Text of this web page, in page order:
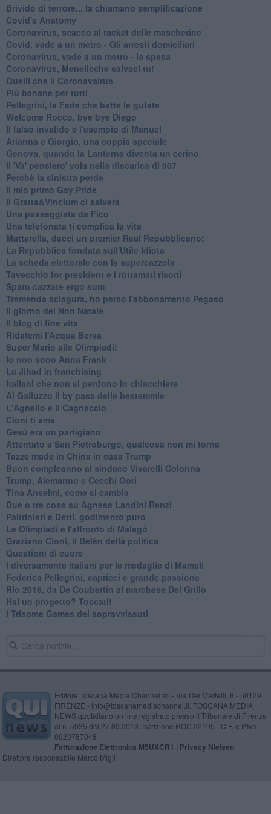
Brivido di terrore... la chiamano semplificazione
Covid's Anatomy
Coronavirus, scacco al racket delle mascherine
Covid, vade a un metro - Gli arresti domiciliari
Coronavirus, vade a un metro - la spesa
Coronavirus, Menelicche salvaci tu!
Quelli che il Coronavairus
Più banane per tutti
Pellegrini, la Fede che batte le gufate
Welcome Rocco, bye bye Diego
Il falso invalido e l'esempio di Manuel
Arianna e Giorgio, una coppia speciale
Genova, quando la Lanterna diventa un cerino
Il 'Va' pensiero' vola nella discarica di 007
Perchè la sinistra perde
Il mio primo Gay Pride
Il Gratta&Vincium ci salverà
Una passeggiata da Fico
Una telefonata ti complica la vita
Mattarella, dacci un premier Real Repubblicano!
La Repubblica fondata sull'Utile Idiota
La scheda elettorale con la supercazzola
Tavecchio for president e i rottamati risorti
Sparo cazzate ergo sum
Tremenda sciagura, ho perso l'abbonamento Pegaso
Il giorno del Non Natale
Il blog di fine vita
​Ridatemi l’Acqua Berva
Super Mario alle Olimpiadi!
Io non sono Anna Frank
​La Jihad in franchising
Italiani che non si perdono in chiacchiere
Al Galluzzo il by pass delle bestemmie
L'Agnello e il Cagnaccio
Cioni ti ama
​Gesù era un partigiano
Attentato a San Pietroburgo, qualcosa non mi torna
Tazze made in China in casa Trump
Buon compleanno al sindaco Vivarelli Colonna
Trump, Alemanno e Cecchi Gori
Tina Anselmi, come si cambia
Due o tre cose su Agnese Landini Renzi
Paltrinieri e Detti, godimento puro
Le Olimpiadi e l'affronto di Malagò
Graziano Cioni, il Belèn della politica
Questioni di cuore
I diversamente italiani per le medaglie di Mameli
Federica Pellegrini, capricci e grande passione
RIo 2016, da De Coubertin al marchese Del Grillo
​Hai un progetto? Toccati!
​I Trisome Games dei sopravvissuti
Editore Toscana Media Channel srl - Via Dei Martelli, 8 - 50129
FIRENZE - info@toscanamediachannel.it. TOSCANA MEDIA
NEWS quotidiano on line registrato presso il Tribunale di Firenze
al n. 5935 del 27.09.2013. Iscrizione ROC 22105 - C.F. e P.Iva
0620787048
Fatturazione Elettronica M5UXCR1 | Privacy Nielsen
Direttore responsabile Marco Migli